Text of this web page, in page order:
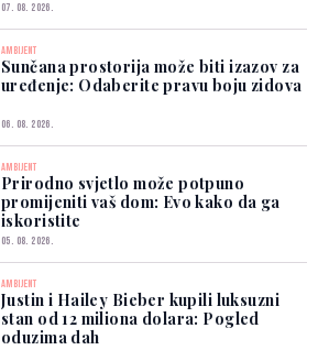
07. 08. 2026.
AMBIJENT
Sunčana prostorija može biti izazov za
uređenje: Odaberite pravu boju zidova
06. 08. 2026.
AMBIJENT
Prirodno svjetlo može potpuno
promijeniti vaš dom: Evo kako da ga
iskoristite
05. 08. 2026.
AMBIJENT
Justin i Hailey Bieber kupili luksuzni
stan od 12 miliona dolara: Pogled
oduzima dah